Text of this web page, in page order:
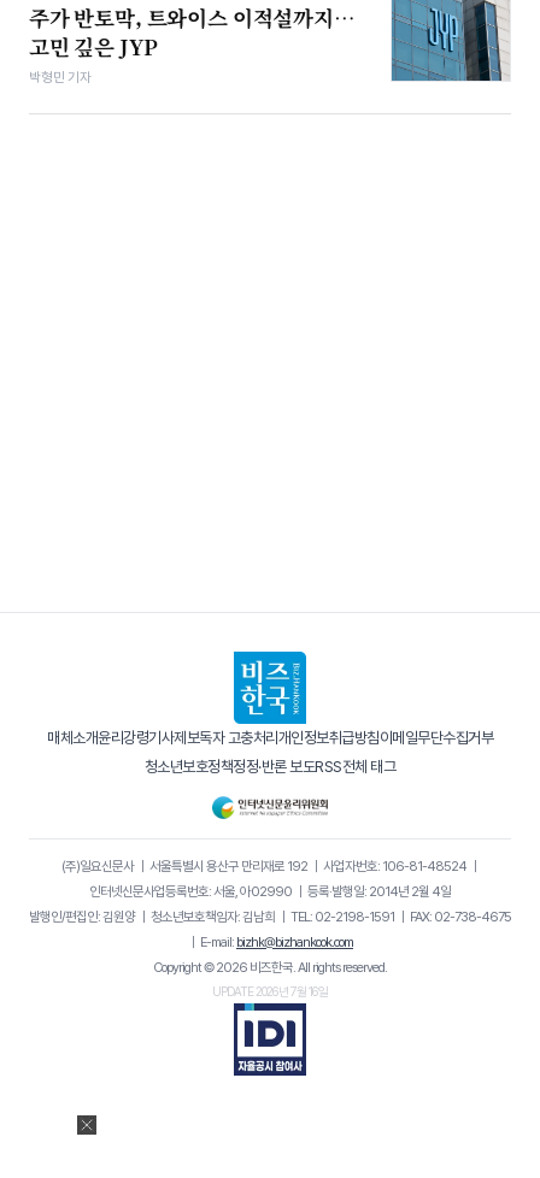
주가 반토막, 트와이스 이적설까지…
고민 깊은 JYP
박형민 기자
매체소개윤리강령기사제보독자 고충처리 개인정보취급방침이메일무단수집거부
청소년보호정책정정·반론 보도RSS전체 태그
(주)일요신문사｜ 서울특별시 용산구 만리재로 192｜ 사업자번호: 106-81-48524｜
인터넷신문사업등록번호: 서울, 아02990 ｜ 등록·발행일: 2014년 2월 4일
발행인/편집인: 김원양｜ 청소년보호책임자: 김남희 ｜ TEL: 02-2198-1591 ｜ FAX: 02-738-4675
｜ E-mail: bizhk@bizhankook.com
Copyright © 2026 비즈한국. All rights reserved.
UPDATE 2026년 7월 16일